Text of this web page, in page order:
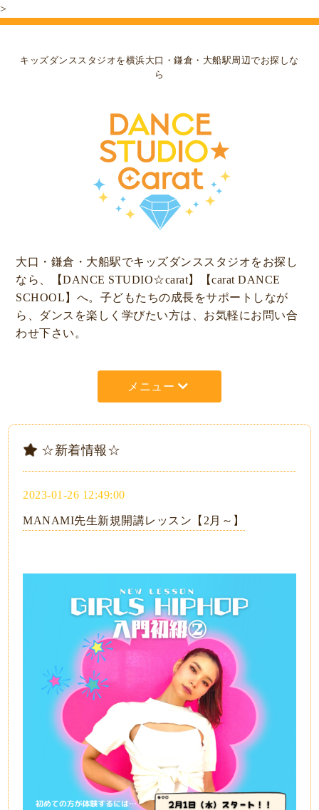
>
キッズダンススタジオを横浜大口・鎌倉・大船駅周辺でお探しな
ら
大口・鎌倉・大船駅でキッズダンススタジオをお探し
なら、【DANCE STUDIO☆carat】【carat DANCE
SCHOOL】へ。子どもたちの成長をサポートしなが
ら、ダンスを楽しく学びたい方は、お気軽にお問い合
わせ下さい。
メニュー
☆新着情報☆
2023-01-26 12:49:00
MANAMI先生新規開講レッスン【2月～】